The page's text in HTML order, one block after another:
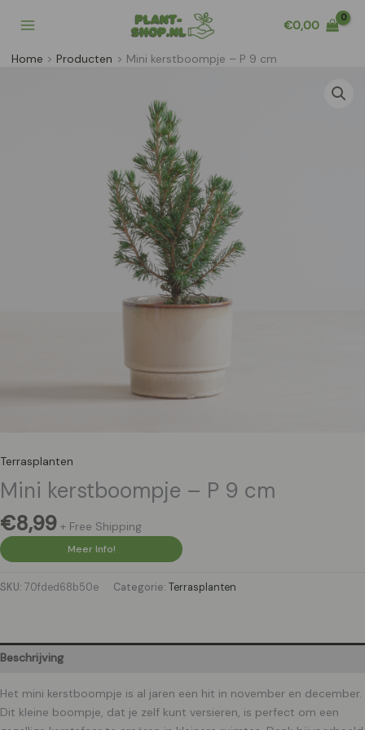
naar
inhoud
€0,00
Home Producten Mini kerstboompje – P 9 cm
Terrasplanten
Mini kerstboompje – P 9 cm
€8,99 + Free Shipping
Meer Info!
SKU: 70fded68b50e Categorie: Terrasplanten
Beschrijving
Het mini kerstboompje is al jaren een hit in november en december.
Dit kleine boompje, dat je zelf kunt versieren, is perfect om een